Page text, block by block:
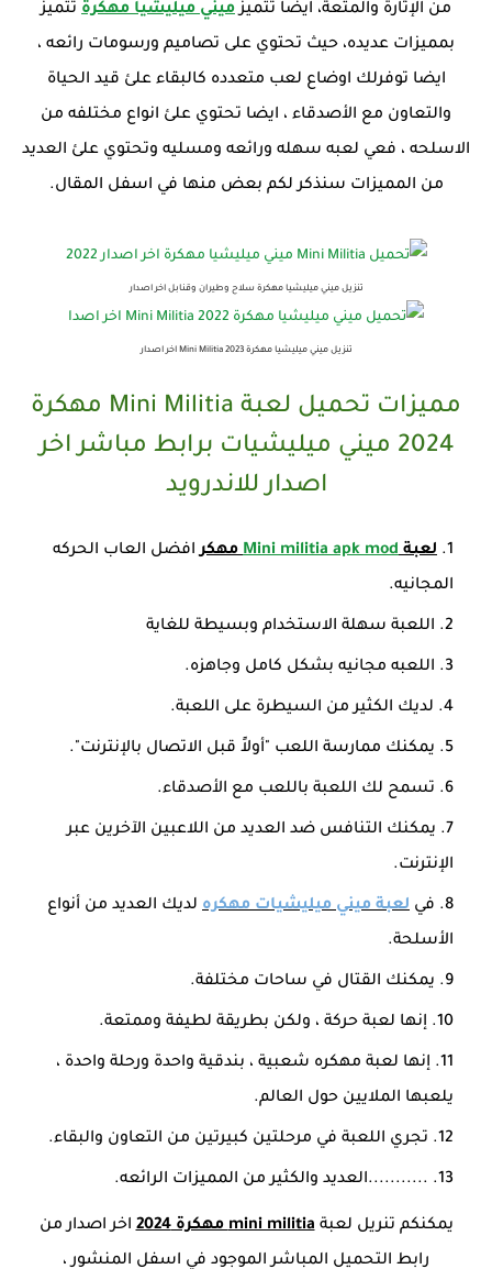
من الإثارة والمتعة، ايضا تتميزميني ميليشيا مهكرة تتميز
بمميزات عديده، حيث تحتوي على تصاميم ورسومات رائعه ،
ايضا توفرلك اوضاع لعب متعدده كالبقاء علئ قيد الحياة
والتعاون مع الأصدقاء ، ايضا تحتوي علئ انواع مختلفه من
الاسلحه ، فعي لعبه سهله ورائعه ومسليه وتحتوي علئ العديد
من المميزات سنذكر لكم بعض منها في اسفل المقال.
تنزيل ميني ميليشيا مهكرة سلاح وطيران وقنابل اخر اصدار
تنزيل ميني ميليشيا مهكرة Mini Militia 2023 اخر اصدار
مميزات تحميل لعبة Mini Militia مهكرة
2024 ميني ميليشيات برابط مباشر اخر
اصدار للاندرويد
لعبةMini militia apk modمهكرافضل العاب الحركه
المجانيه.
اللعبة سهلة الاستخدام وبسيطة للغاية
اللعبه مجانيه بشكل كامل وجاهزه.
لديك الكثير من السيطرة على اللعبة.
يمكنك ممارسة اللعب "أولاً قبل الاتصال بالإنترنت".
تسمح لك اللعبة باللعب مع الأصدقاء.
يمكنك التنافس ضد العديد من اللاعبين الآخرين عبر
الإنترنت.
في لعبة ميني ميليشيات مهكره لديك العديد من أنواع
الأسلحة.
يمكنك القتال في ساحات مختلفة.
إنها لعبة حركة ، ولكن بطريقة لطيفة وممتعة.
إنها لعبة مهكره شعبية ، بندقية واحدة ورحلة واحدة ،
يلعبها الملايين حول العالم.
تجري اللعبة في مرحلتين كبيرتين من التعاون والبقاء.
...........العديد والكثير من المميزات الرائعه.
يمكنكم تنريل لعبةmini militia مهكرة 2024
اخر اصدار من
رابط التحميل المباشر الموجود في اسفل المنشور ،